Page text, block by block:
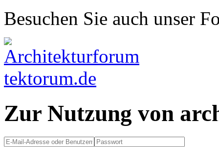
Besuchen Sie auch unser
Zur Nutzung von